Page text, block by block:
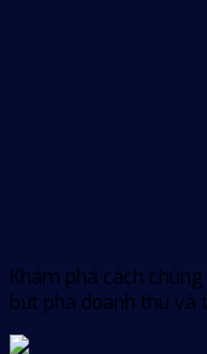
Khám phá cách
bứt phá doanh thu và